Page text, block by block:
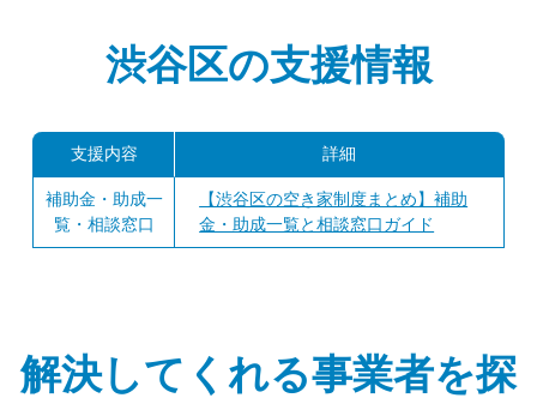
渋谷区の支援情報
支援内容 詳細
補助金・助成一
覧・相談窓口
【渋谷区の空き家制度まとめ】補助
金・助成一覧と相談窓口ガイド
解決してくれる事業者を探